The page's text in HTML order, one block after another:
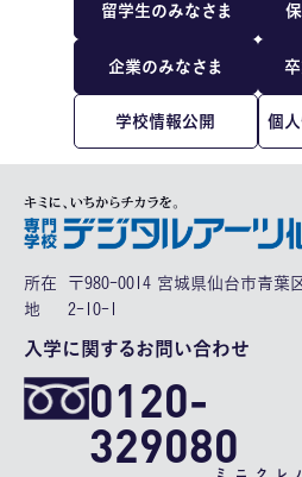
留学生のみなさま
企業のみなさま
学校情報公開 個
所在
地
〒980-0014 宮城県仙台市青葉
2-10-1
入学に関するお問い合わせ
0120-
329080
ミニクレ